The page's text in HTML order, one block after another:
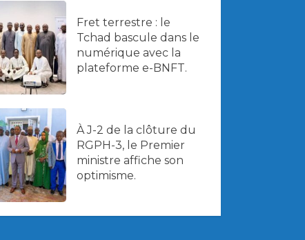
Fret terrestre : le
Tchad bascule dans le
numérique avec la
plateforme e-BNFT.
À J-2 de la clôture du
RGPH-3, le Premier
ministre affiche son
optimisme.